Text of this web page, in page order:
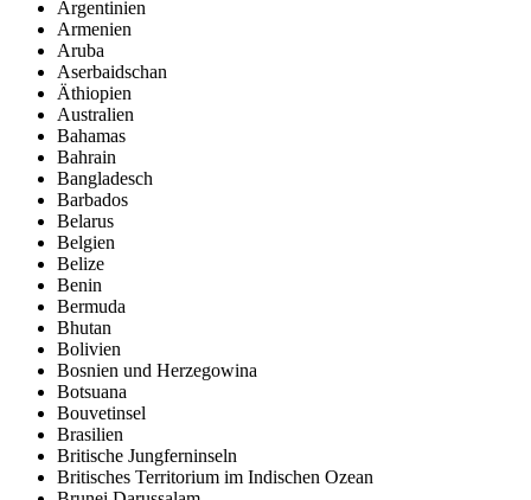
Argentinien
Armenien
Aruba
Aserbaidschan
Äthiopien
Australien
Bahamas
Bahrain
Bangladesch
Barbados
Belarus
Belgien
Belize
Benin
Bermuda
Bhutan
Bolivien
Bosnien und Herzegowina
Botsuana
Bouvetinsel
Brasilien
Britische Jungferninseln
Britisches Territorium im Indischen Ozean